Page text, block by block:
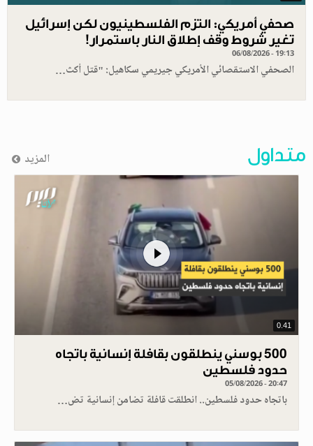
صحفي أمريكي: التزم الفلسطينيون لكن إسرائيل
تغير شروط وقف إطلاق النار باستمرار!
06/08/2026 - 19:13
الصحفي الاستقصائي الأمريكي جيريمي سكاهيل: "قتل أكث…
متداول المزيد
0.41
500 بوسني ينطلقون بقافلة إنسانية باتجاه
حدود فلسطين
05/08/2026 - 20:47
باتجاه حدود فلسطين.. انطلقت قافلة تضامن إنسانية تض…